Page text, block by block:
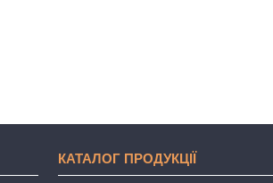
КАТАЛОГ ПРОДУКЦІЇ